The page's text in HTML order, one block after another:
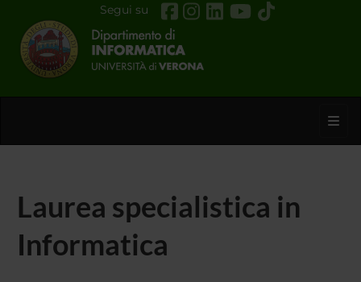
Segui su
Laurea specialistica in
Informatica